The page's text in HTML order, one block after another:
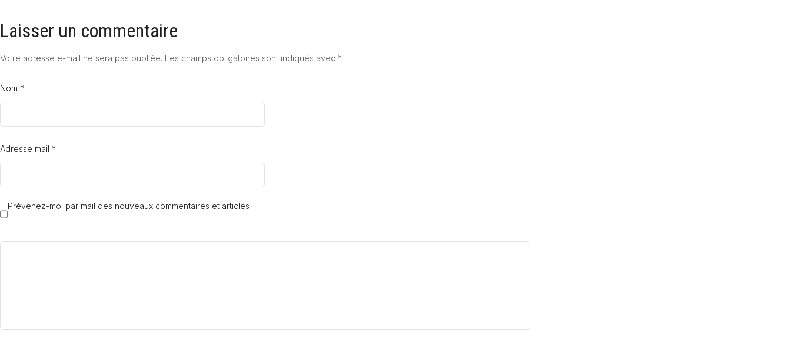
Laisser un commentaire
Votre adresse e-mail ne sera pas publiée. Les champs obligatoires sont indiqués avec *
Nom *
Adresse mail *
Prévenez-moi par mail des nouveaux commentaires et articles